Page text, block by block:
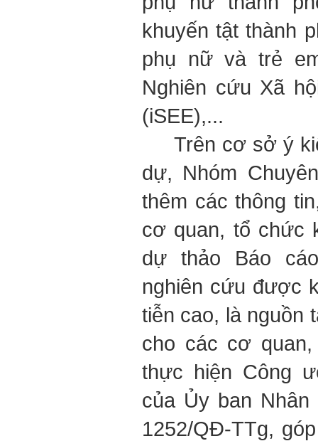
khuyến tật thành
phụ nữ và trẻ
Nghiên cứu Xã
(iSEE),...
Trên cơ sở ý
dự, Nhóm
thêm các thông
cơ quan, tổ chức
dự thảo Báo
nghiên cứu được
tiễn cao, là nguồn
cho các cơ
thực hiện Công
của Ủy ban
1252/QĐ-TTg,